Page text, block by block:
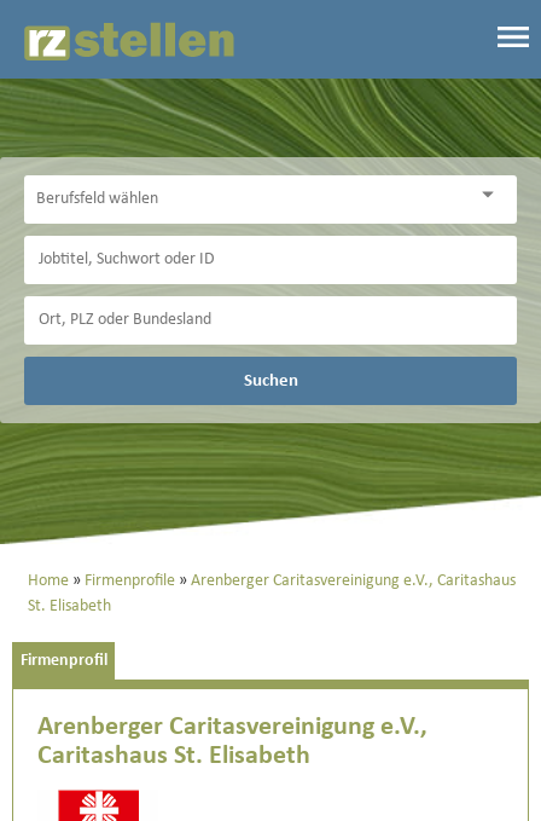
Suchen
Home Firmenprofile
Arenberger Caritasvereinigung e.V., Caritashaus
St. Elisabeth
Firmenprofil
Arenberger Caritasvereinigung e.V.,
Caritashaus St. Elisabeth